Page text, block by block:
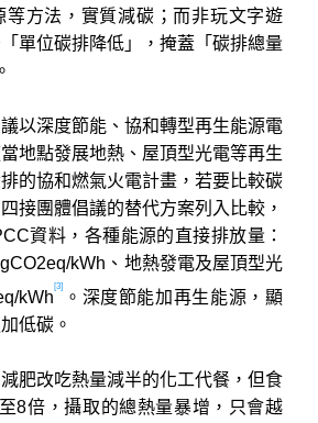
等方法，實質減碳；而非玩文字遊
單位碳排降低」，掩蓋「碳排總量
以深度節能、協和轉型再生能源電
地點發展地熱、屋頂型光電等再生
的協和燃氣火電計畫，若要比較碳
接團體倡議的替代方案列入比較，
資料，各種能源的直接排放量：
kWh、地熱發電及屋頂型光
kWh
[3]
。深度節能加再生能源，顯
低碳。
肥改吃熱量減半的化工代餐，但食
8倍，攝取的總熱量暴增，只會越